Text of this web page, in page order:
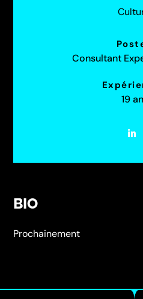
Consultant
19
BIO
Prochainement